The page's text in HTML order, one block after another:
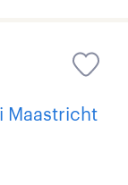
Maastricht